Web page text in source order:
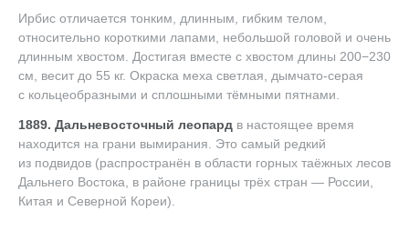
Ирбис отличается тонким, длинным, гибким телом,
относительно короткими лапами, небольшой головой и очень
длинным хвостом. Достигая вместе с хвостом длины 200−230
см, весит до 55 кг. Окраска меха светлая, дымчато-серая
с кольцеобразными и сплошными тёмными пятнами.
1889. Дальневосточный леопард в настоящее время
находится на грани вымирания. Это самый редкий
из подвидов (распространён в области горных таёжных лесов
Дальнего Востока, в районе границы трёх стран — России,
Китая и Северной Кореи).